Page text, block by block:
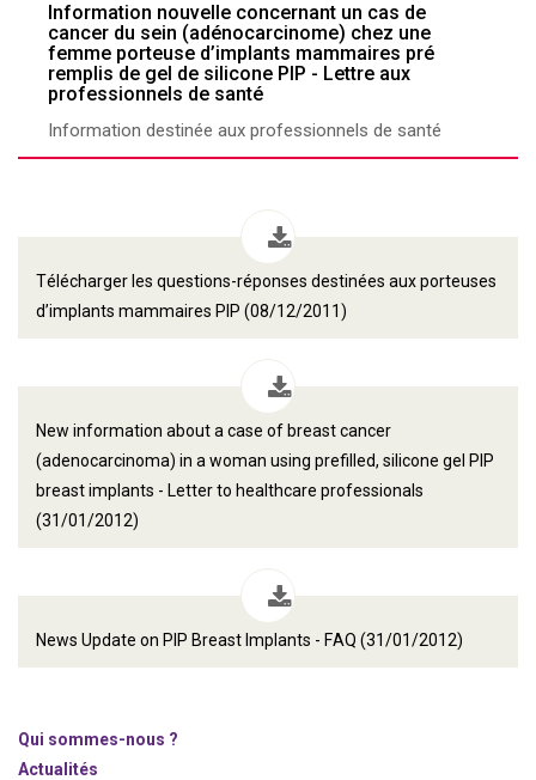
Information nouvelle concernant un cas de
cancer du sein (adénocarcinome) chez une
femme porteuse d’implants mammaires pré
remplis de gel de silicone PIP - Lettre aux
professionnels de santé
Information destinée aux professionnels de santé
Télécharger les questions-réponses destinées aux porteuses
d’implants mammaires PIP (08/12/2011)
New information about a case of breast cancer
(adenocarcinoma) in a woman using prefilled, silicone gel PIP
breast implants - Letter to healthcare professionals
(31/01/2012)
News Update on PIP Breast Implants - FAQ (31/01/2012)
Qui sommes-nous ?
Actualités